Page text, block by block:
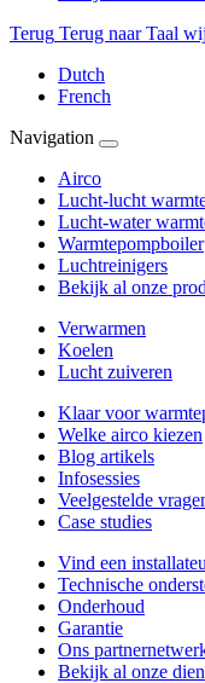
Terug Terug naar Taal
Dutch
French
Navigation
Airco
Lucht-lucht
Lucht-water
Warmtepompboiler
Luchtreinigers
Bekijk al onze
Verwarmen
Koelen
Lucht zuiveren
Klaar voor
Welke airco kiezen
Blog artikels
Infosessies
Veelgestelde
Case studies
Vind een
Technische
Onderhoud
Garantie
Ons
Bekijk al onze